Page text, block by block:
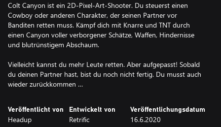
Colt Canyon ist ein 2D-Pixel-Art-Shooter. Du steuerst einen
Cowboy oder anderen Charakter, der seinen Partner vor
Banditen retten muss. Kämpf dich mit Knarre und TNT durch
einen Canyon voller verborgener Schätze, Waffen, Hindernisse
und blutrünstigem Abschaum.
Vielleicht kannst du mehr Leute retten. Aber aufgepasst! Sobald
du deinen Partner hast, bist du noch nicht fertig. Du musst auch
wieder zurückkommen …
Veröffentlicht von
Headup
Entwickelt von
Retrific
Veröffentlichungsdatum
16.6.2020